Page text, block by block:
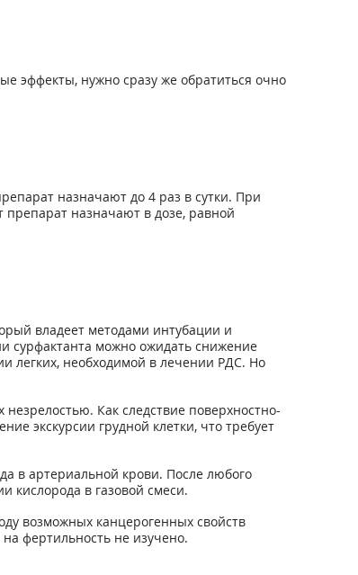
эффекты, нужно сразу же обратиться очно
назначают до 4 раз в сутки. При
назначают в дозе, равной
владеет методами интубации и
сурфактанта можно ожидать снижение
легких, необходимой в лечении РДС. Но
Как следствие поверхностно-
экскурсии грудной клетки, что требует
в артериальной крови. После любого
кислорода в газовой смеси.
возможных канцерогенных свойств
фертильность не изучено.